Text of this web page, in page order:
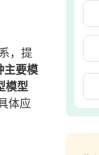
，提
主要模
模型
体应